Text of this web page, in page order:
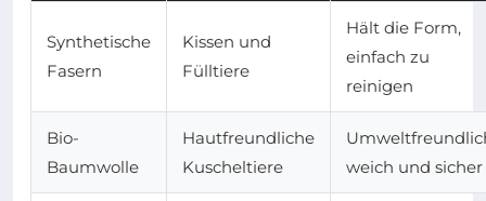
Synthetische
Fasern
Kissen und
Fülltiere
Hält die Form,
einfach zu
reinigen
Bio-
Baumwolle
Hautfreundliche
Kuscheltiere
weich und sicher